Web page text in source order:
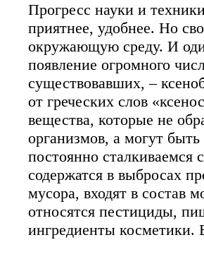
Одна из
человек
вторым
Прогресс науки и
приятнее, удобнее. Но
окружающую среду. И
появление огромного
существовавших, –
от греческих слов
вещества, которые не
организмов, а могут
постоянно сталкиваемся
содержатся в выбросах
мусора, входят в состав
относятся пестициды,
ингредиенты косметики.